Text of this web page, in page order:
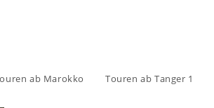
ab Marokko Touren ab Tanger 1